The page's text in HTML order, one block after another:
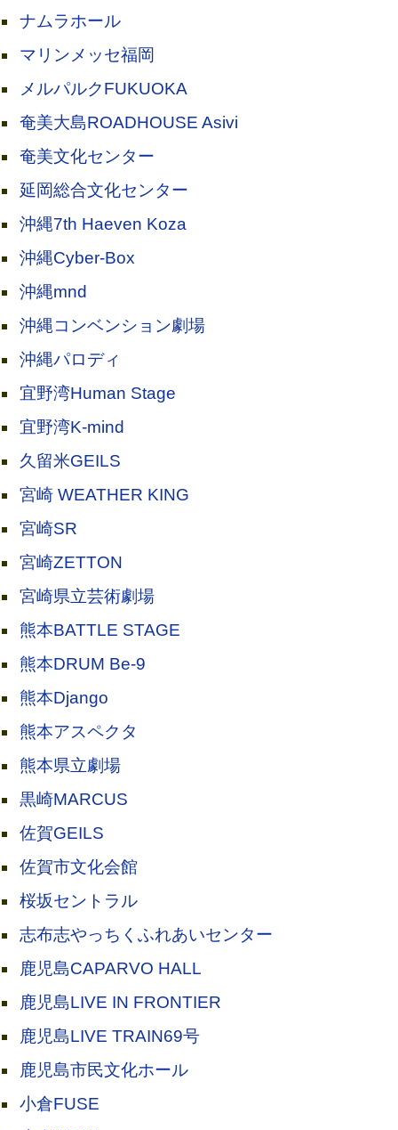
ナムラホール
マリンメッセ福岡
メルパルクFUKUOKA
奄美大島ROADHOUSE Asivi
奄美文化センター
延岡総合文化センター
沖縄7th Haeven Koza
沖縄Cyber-Box
沖縄mnd
沖縄コンベンション劇場
沖縄パロディ
宜野湾Human Stage
宜野湾K-mind
久留米GEILS
宮崎 WEATHER KING
宮崎SR
宮崎ZETTON
宮崎県立芸術劇場
熊本BATTLE STAGE
熊本DRUM Be-9
熊本Django
熊本アスペクタ
熊本県立劇場
黒崎MARCUS
佐賀GEILS
佐賀市文化会館
桜坂セントラル
志布志やっちくふれあいセンター
鹿児島CAPARVO HALL
鹿児島LIVE IN FRONTIER
鹿児島LIVE TRAIN69号
鹿児島市民文化ホール
小倉FUSE